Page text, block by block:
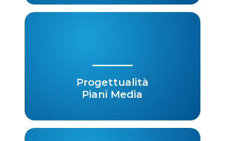
Progettualità
Piani Media